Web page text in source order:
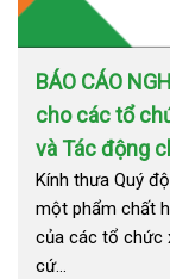
BÁO CÁO
cho các tổ
và Tác động
Kính thưa Quý
một phẩm chất
của các tổ chức
cứ…